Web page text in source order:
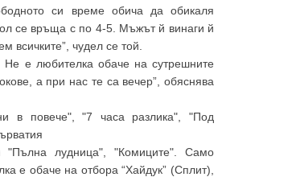
си време обича да обикаля
се връща с по 4-5. Мъжът й винаги й
всичките”, чудел се той.
е любителка обаче на сутрешните
а при нас те са вечер”, обяснява
в повече", "7 часа разлика", "Под
"Пълна лудница", "Комиците". Само
е обаче на отбора “Хайдук” (Сплит),